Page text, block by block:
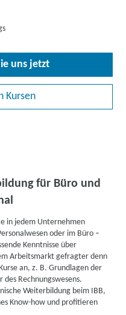
uns jetzt
Kursen
für Büro und
in jedem Unternehmen
oder im Büro –
Kenntnisse über
Arbeitsmarkt gefragter denn
an, z. B. Grundlagen der
Rechnungswesens.
Weiterbildung beim IBB,
Know-how und profitieren